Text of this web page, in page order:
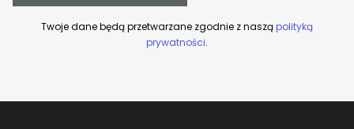
Twoje dane będą przetwarzane zgodnie z nasząpolityką
prywatności.